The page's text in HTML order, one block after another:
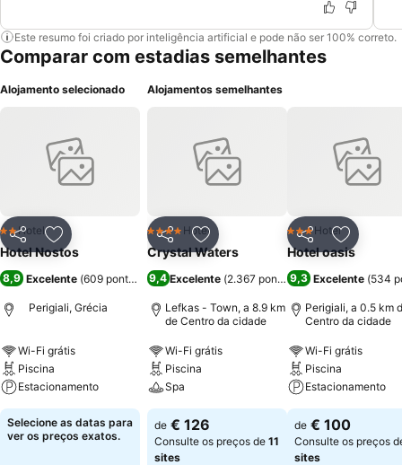
Este resumo foi criado por inteligência artificial e pode não ser 100% correto.
Comparar com estadias semelhantes
Alojamento selecionado
PartilharAdicionar aos favoritos
2 Estrelas
Hotel
Hotel Nostos
8,9 Excelente (609 pontuações)
Perigiali, Grécia
Wi-Fi grátis
Piscina
Estacionamento
Selecione as datas para
ver os preços exatos.
Alojamentos semelhantes
PartilharAdicionar aos favoritos
4 EstrelasHotel
Crystal Waters
9,4 Excelente (2.367 pontuações)
Lefkas - Town, a 8.9 km
de Centro da cidade
Wi-Fi grátis
Piscina
Spa
de € 126
Consulte os preços de 11
sites
Partilhar
3 Estrelas
Hotel
Hotel oasis
9,3 Excelente (534
Perigiali, a 0.5 km
Centro da cidade
Wi-Fi grátis
Piscina
Estacionamento
de € 100
Consulte os preços
sites